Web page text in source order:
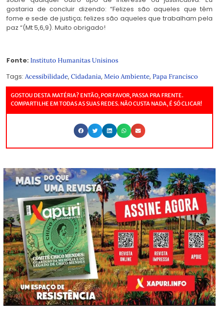
gostaria de concluir dizendo: “Felizes são aqueles que têm
fome e sede de justiça; felizes são aqueles que trabalham pela
paz “(Mt 5,6,9). Muito obrigado!
Fonte: Instituto Humanitas Unisinos
Tags: Acessibilidade, Cidadania, Meio Ambiente, Papa Francisco
GOSTOU DESTA MATÉRIA? ENTÃO, POR FAVOR, PASSA PRA FRENTE.
COMPARTILHE EM TODAS AS SUAS REDES. NÃO CUSTA NADA, É SÓ CLICAR!